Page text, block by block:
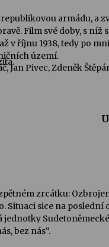
armádu, a
Film své doby, s níž
v říjnu 1938, tedy po
území.
Jan Pivec, Zdeněk
zrcátku:
Situaci sice na poslední
jednotky
bez nás“.